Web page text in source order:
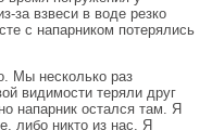
взвеси в воде резко
с напарником потерялись
Мы несколько раз
видимости теряли друг
напарник остался там. Я
либо никто из нас. Я